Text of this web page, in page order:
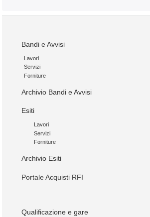
Bandi e Avvisi
Lavori
Servizi
Forniture
Archivio Bandi e Avvisi
Esiti
Lavori
Servizi
Forniture
Archivio Esiti
Portale Acquisti RFI
Qualificazione e gare